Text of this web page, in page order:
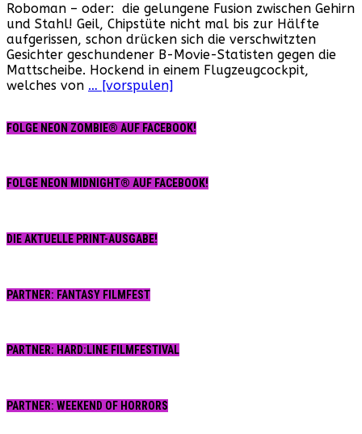
–
Halb
Maschine,
halb
Mensch!
(Italien,
Roboman – oder: die gelungene Fusion zwischen Gehirn
und Stahl! Geil, Chipstüte nicht mal bis zur Hälfte
aufgerissen, schon drücken sich die verschwitzten
Gesichter geschundener B-Movie-Statisten gegen die
Mattscheibe. Hockend in einem Flugzeugcockpit,
welches von … [vorspulen]
FOLGE NEON ZOMBIE® AUF FACEBOOK!
FOLGE NEON MIDNIGHT® AUF FACEBOOK!
DIE AKTUELLE PRINT-AUSGABE!
PARTNER: FANTASY FILMFEST
PARTNER: HARD:LINE FILMFESTIVAL
PARTNER: WEEKEND OF HORRORS